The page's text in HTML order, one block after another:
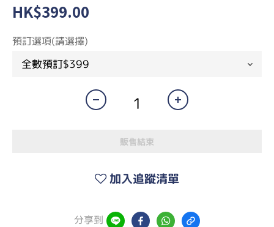
HK$399.00
預訂選項(請選擇)
販售結束
加入追蹤清單
分享到